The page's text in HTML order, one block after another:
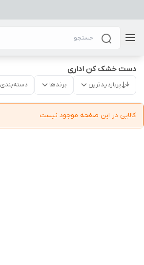
دست خشک کن اداری
پربازدیدترین برندها دسته‌بندی
کالایی در این صفحه موجود نیست